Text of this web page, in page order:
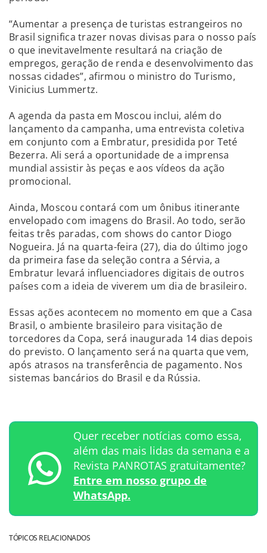
“Aumentar a presença de turistas estrangeiros no
Brasil significa trazer novas divisas para o nosso país
o que inevitavelmente resultará na criação de
empregos, geração de renda e desenvolvimento das
nossas cidades”, afirmou o ministro do Turismo,
Vinicius Lummertz.
A agenda da pasta em Moscou inclui, além do
lançamento da campanha, uma entrevista coletiva
em conjunto com a Embratur, presidida por Teté
Bezerra. Ali será a oportunidade de a imprensa
mundial assistir às peças e aos vídeos da ação
promocional.
Ainda, Moscou contará com um ônibus itinerante
envelopado com imagens do Brasil. Ao todo, serão
feitas três paradas, com shows do cantor Diogo
Nogueira. Já na quarta-feira (27), dia do último jogo
da primeira fase da seleção contra a Sérvia, a
Embratur levará influenciadores digitais de outros
países com a ideia de viverem um dia de brasileiro.
Essas ações acontecem no momento em que a Casa
Brasil, o ambiente brasileiro para visitação de
torcedores da Copa, será inaugurada 14 dias depois
do previsto. O lançamento será na quarta que vem,
após atrasos na transferência de pagamento. Nos
sistemas bancários do Brasil e da Rússia.
Quer receber notícias como essa,
além das mais lidas da semana e a
Revista PANROTAS gratuitamente?
Entre em nosso grupo de
WhatsApp.
TÓPICOS RELACIONADOS